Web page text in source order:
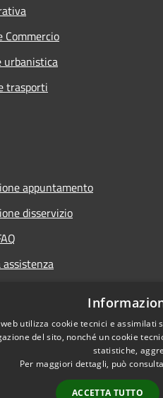
Commercio
urbanistica
trasporti
appuntamento
disservizio
utilizza cookie tecnici e
del sito, nonché un cookie
statistiche,
Per maggiori dettagli, può
ACCETTA TUTTO